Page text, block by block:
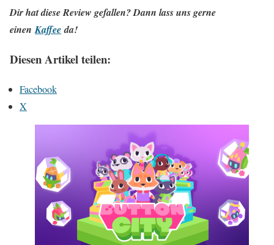
Dir hat diese Review gefallen? Dann lass uns gerne
einenKaffeeda!
Diesen Artikel teilen:
Facebook
X